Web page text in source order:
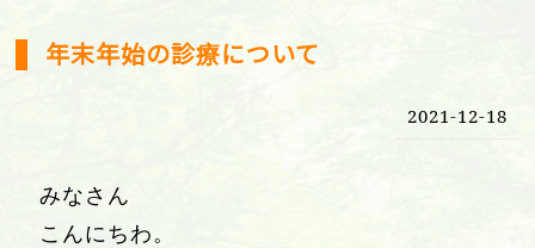
年末年始の診療について
2021-12-18
みなさん
こんにちわ。